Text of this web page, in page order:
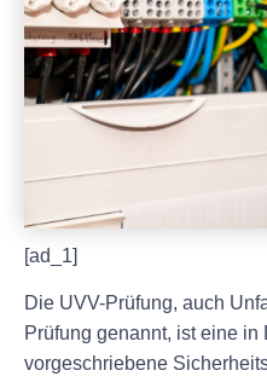
[ad_1]
Die UVV-Prüfung, auch
Prüfung genannt, ist eine
vorgeschriebene